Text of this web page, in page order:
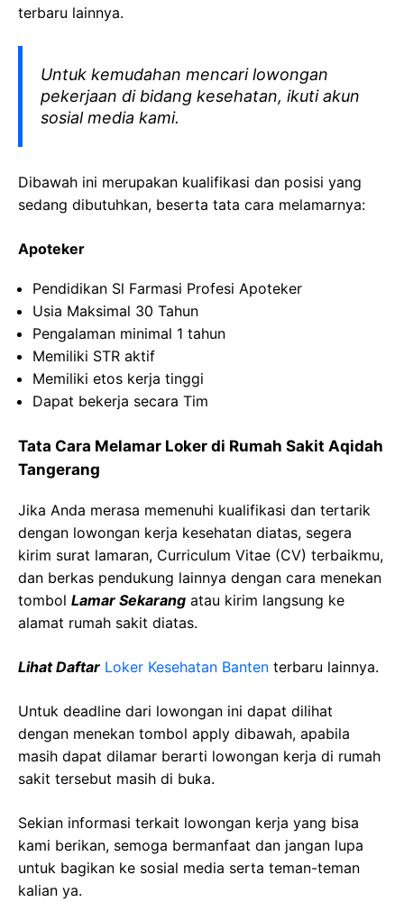
terbaru lainnya.
Untuk kemudahan mencari lowongan
pekerjaan di bidang kesehatan, ikuti akun
sosial media kami.
Dibawah ini merupakan kualifikasi dan posisi yang
sedang dibutuhkan, beserta tata cara melamarnya:
Apoteker
Pendidikan Sl Farmasi Profesi Apoteker
Usia Maksimal 30 Tahun
Pengalaman minimal 1 tahun
Memiliki STR aktif
Memiliki etos kerja tinggi
Dapat bekerja secara Tim
Tata Cara Melamar Loker di Rumah Sakit Aqidah
Tangerang
Jika Anda merasa memenuhi kualifikasi dan tertarik
dengan lowongan kerja kesehatan diatas, segera
kirim surat lamaran, Curriculum Vitae (CV) terbaikmu,
dan berkas pendukung lainnya dengan cara menekan
tombol Lamar Sekarang atau kirim langsung ke
alamat rumah sakit diatas.
Lihat Daftar Loker Kesehatan Banten terbaru lainnya.
Untuk deadline dari lowongan ini dapat dilihat
dengan menekan tombol apply dibawah, apabila
masih dapat dilamar berarti lowongan kerja di rumah
sakit tersebut masih di buka.
Sekian informasi terkait lowongan kerja yang bisa
kami berikan, semoga bermanfaat dan jangan lupa
untuk bagikan ke sosial media serta teman-teman
kalian ya.